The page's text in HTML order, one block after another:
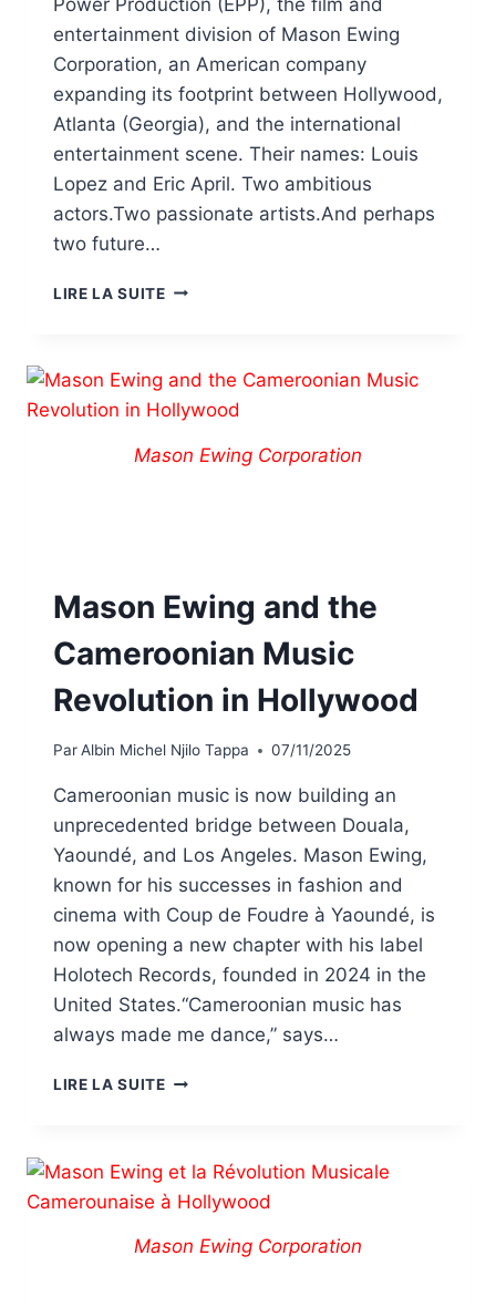
entertainment division of Mason Ewing
Corporation, an American company
expanding its footprint between Hollywood,
Atlanta (Georgia), and the international
entertainment scene. Their names: Louis
Lopez and Eric April. Two ambitious
actors.Two passionate artists.And perhaps
two future…
LIRE LA SUITE
Mason Ewing Corporation
Mason Ewing and the
Cameroonian Music
Revolution in Hollywood
ParAlbin Michel Njilo Tappa 07/11/2025
Cameroonian music is now building an
unprecedented bridge between Douala,
Yaoundé, and Los Angeles. Mason Ewing,
known for his successes in fashion and
cinema with Coup de Foudre à Yaoundé, is
now opening a new chapter with his label
Holotech Records, founded in 2024 in the
United States.“Cameroonian music has
always made me dance,” says…
LIRE LA SUITE
Mason Ewing Corporation